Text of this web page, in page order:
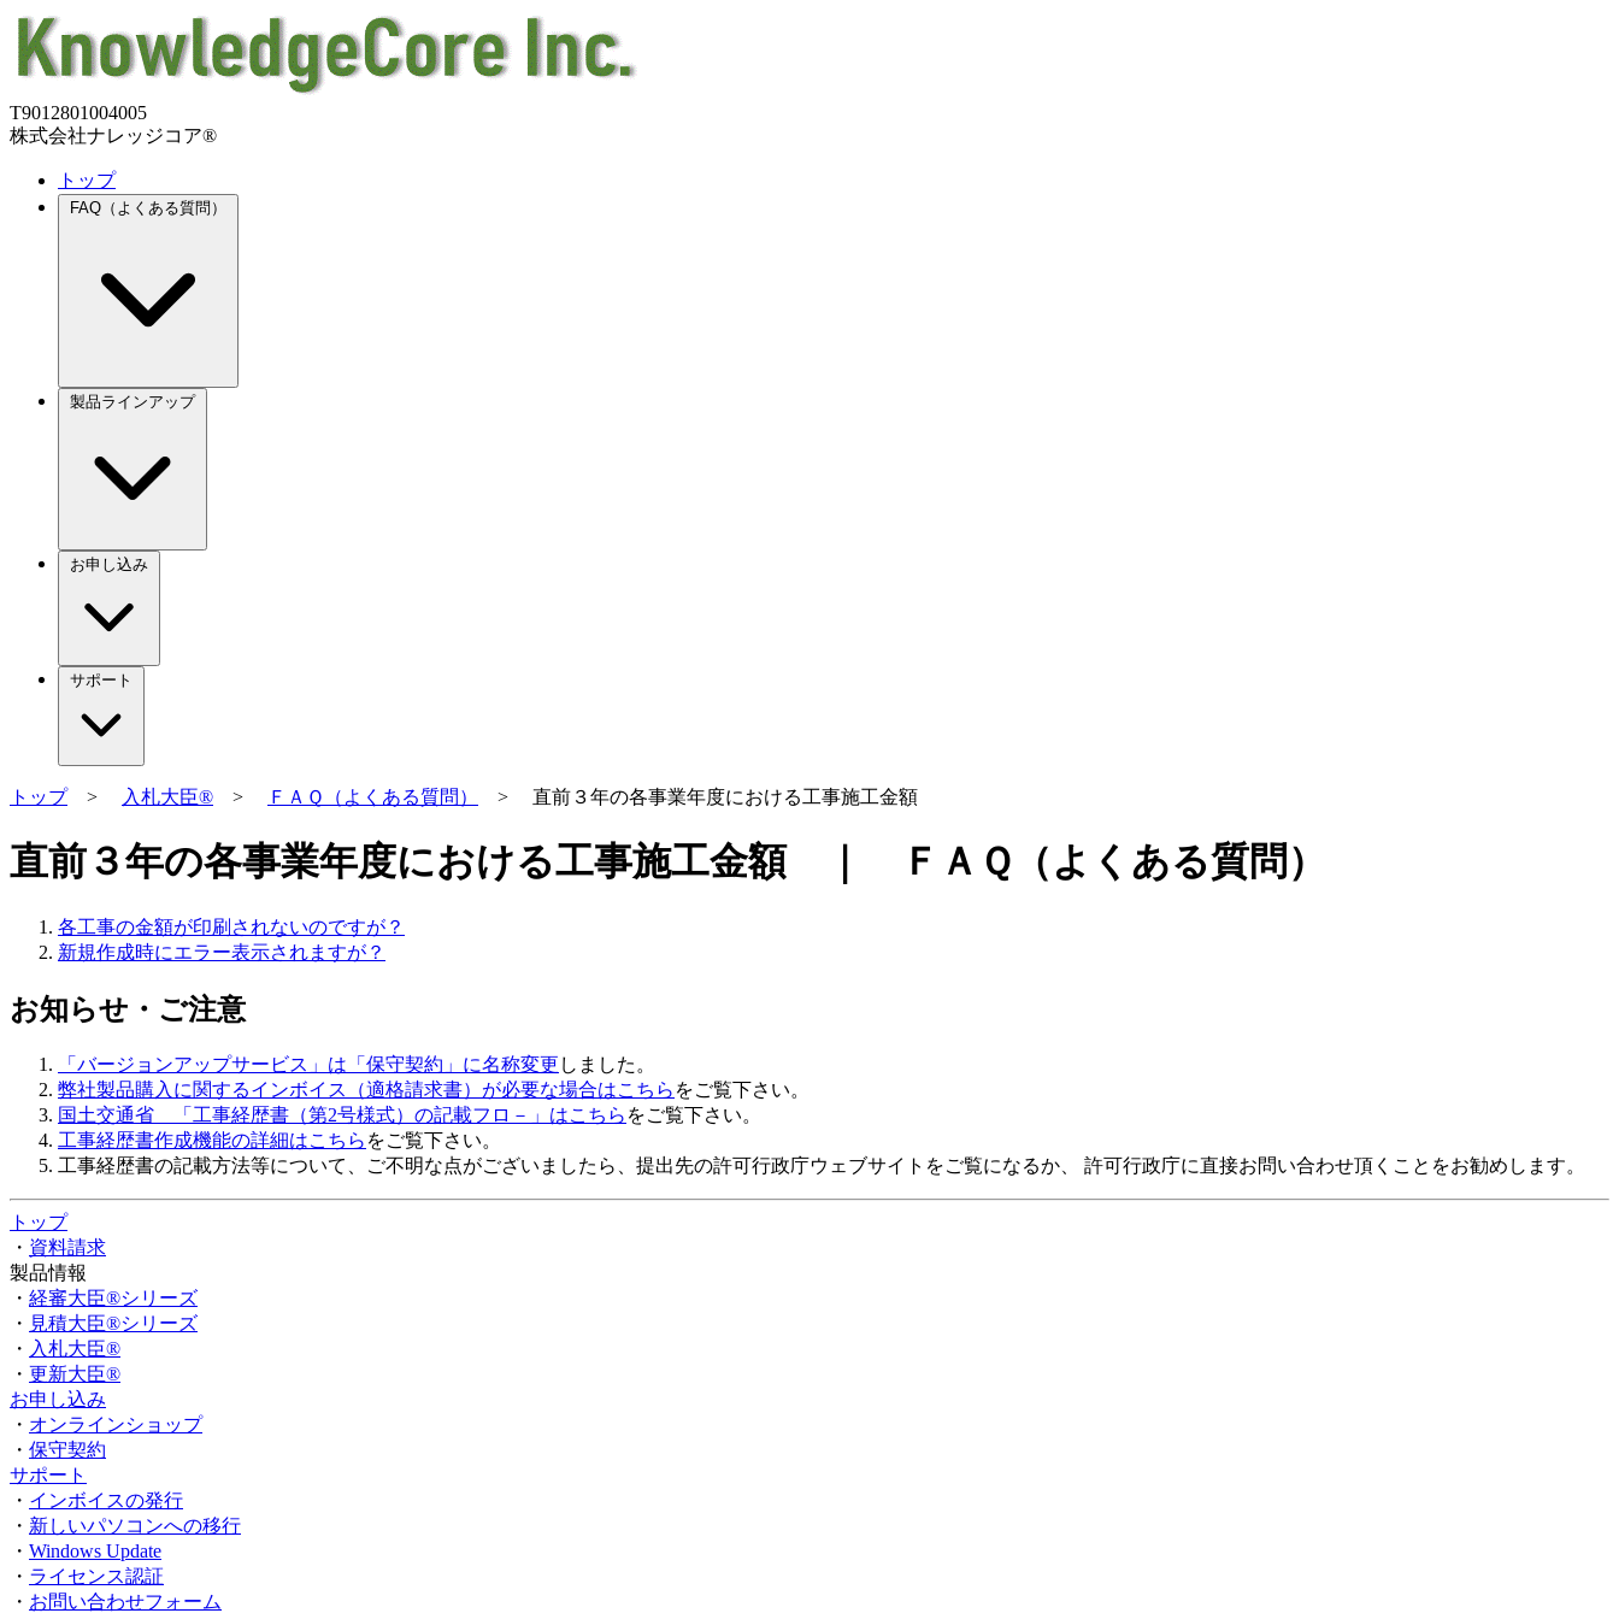
T9012801004005
株式会社ナレッジコア®
トップ
FAQ（よくある質問）
製品ラインアップ
お申し込み
サポート
トップ> 入札大臣® > ＦＡＱ（よくある質問） > 直前３年の各事業年度における工事施工金額
直前３年の各事業年度における工事施工金額 ｜ ＦＡＱ（よくある質問）
各工事の金額が印刷されないのですが？
新規作成時にエラー表示されますが？
お知らせ・ご注意
「バージョンアップサービス」は「保守契約」に名称変更 しました。
弊社製品購入に関するインボイス（適格請求書）が必要な場合はこちら をご覧下さい。
国土交通省 「工事経歴書（第2号様式）の記載フロ－」はこちら をご覧下さい。
工事経歴書作成機能の詳細はこちら をご覧下さい。
工事経歴書の記載方法等について、ご不明な点がございましたら、提出先の許可行政庁ウェブサイトをご覧になるか、 許可行政庁に直接お問い合わせ頂くことをお勧めします。
トップ
・ 資料請求
製品情報
・ 経審大臣®シリーズ
・ 見積大臣®シリーズ
・ 入札大臣®
・ 更新大臣®
お申し込み
・ オンラインショップ
・ 保守契約
サポート
・ インボイスの発行
・ 新しいパソコンへの移行
・ Windows Update
・ ライセンス認証
・ お問い合わせフォーム